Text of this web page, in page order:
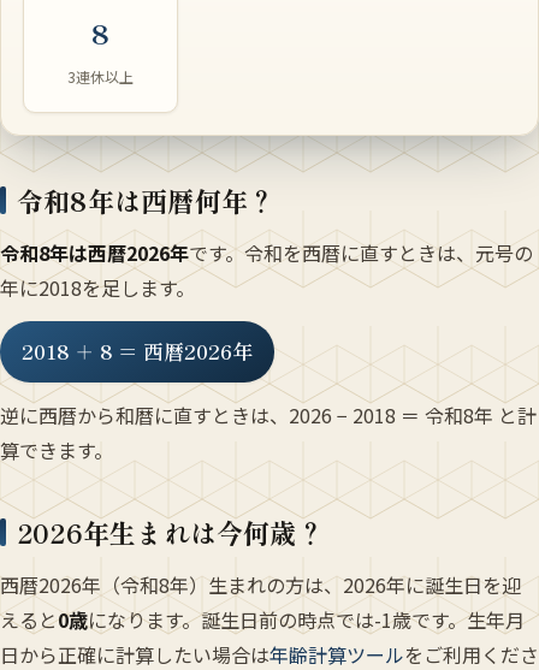
8
3連休以上
令和8年は西暦何年？
令和8年は西暦2026年です。令和を西暦に直すときは、元号の
年に2018を足します。
2018 ＋ 8 ＝ 西暦2026年
逆に西暦から和暦に直すときは、2026 − 2018 ＝ 令和8年 と計
算できます。
2026年生まれは今何歳？
西暦2026年（令和8年）生まれの方は、2026年に誕生日を迎
えると0歳になります。誕生日前の時点では-1歳です。生年月
日から正確に計算したい場合は年齢計算ツールをご利用くださ